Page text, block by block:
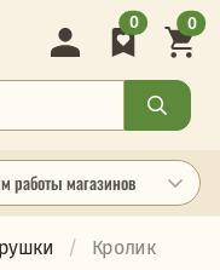
работы магазинов
0 0
Кролик